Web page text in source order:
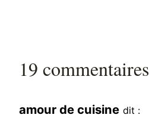
19 commentaires
amour de cuisine dit :